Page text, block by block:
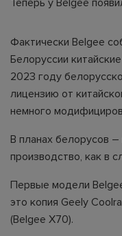
Теперь у Belgee
Фактически Belgee
Белоруссии
2023 году
лицензию от
немного
В планах белорусов
производство, как в
Первые модели
это копия Geely
(Belgee X70).